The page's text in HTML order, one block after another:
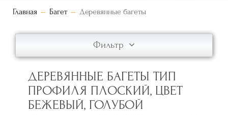
Главная Багет Деревянные багеты
Фильтр
ДЕРЕВЯННЫЕ БАГЕТЫ ТИП
ПРОФИЛЯ ПЛОСКИЙ, ЦВЕТ
БЕЖЕВЫЙ, ГОЛУБОЙ